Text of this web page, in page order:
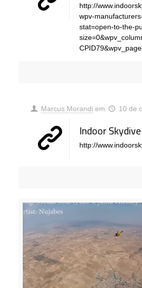
http://
wpv-
stat=open-to-the-
Marcus Morandi em 10 de
Indoor
http://